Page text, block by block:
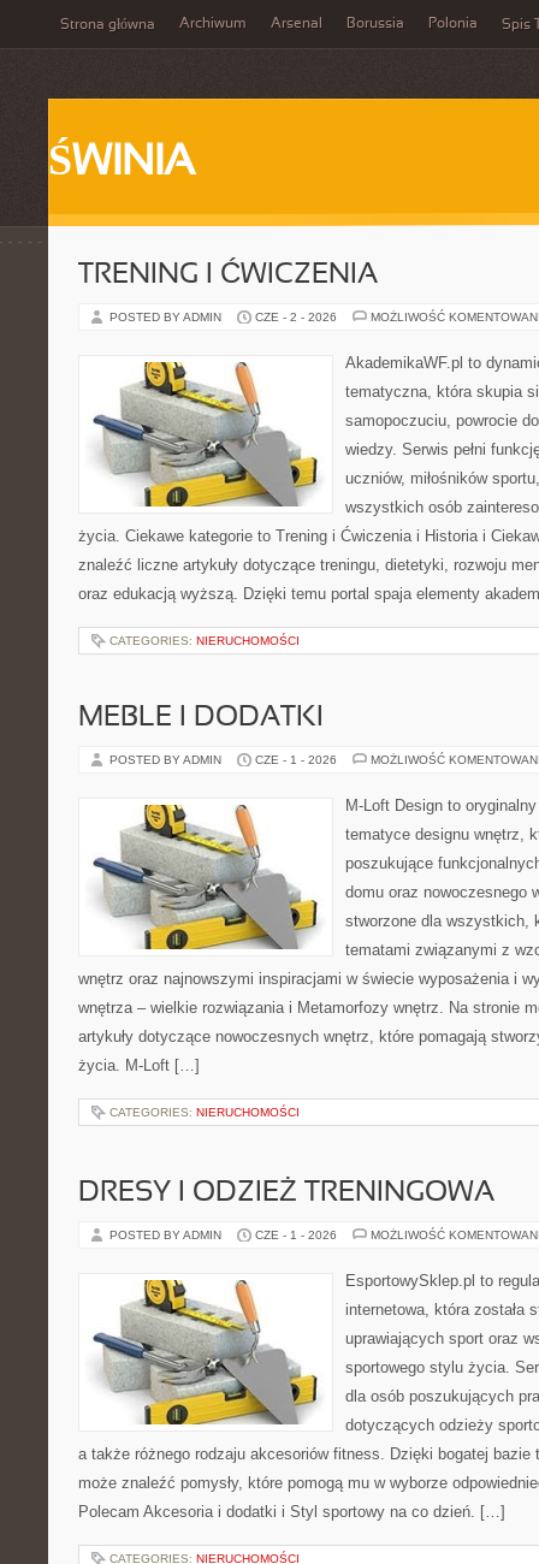
Strona główna Archiwum Arsenal Borussia Polonia Spis
ŚWINIA
TRENING I ĆWICZENIA
POSTED BY ADMIN CZE - 2 - 2026 MOŻLIWOŚĆ
AkademikaWF.pl to
tematyczna, która skupia
samopoczuciu, powrocie
wiedzy. Serwis pełni
uczniów, miłośników
wszystkich osób
życia. Ciekawe kategorie to Trening i Ćwiczenia i Historia i
znaleźć liczne artykuły dotyczące treningu, dietetyki, rozwoju
oraz edukacją wyższą. Dzięki temu portal spaja elementy
CATEGORIES: NIERUCHOMOŚCI
MEBLE I DODATKI
POSTED BY ADMIN CZE - 1 - 2026 MOŻLIWOŚĆ
M-Loft Design to
tematyce designu wnętrz,
poszukujące
domu oraz nowoczesnego
stworzone dla wszystkich,
tematami związanymi z
wnętrz oraz najnowszymi inspiracjami w świecie wyposażenia i
wnętrza – wielkie rozwiązania i Metamorfozy wnętrz. Na stronie
artykuły dotyczące nowoczesnych wnętrz, które pomagają
życia. M-Loft […]
CATEGORIES: NIERUCHOMOŚCI
DRESY I ODZIEŻ TRENINGOWA
POSTED BY ADMIN CZE - 1 - 2026 MOŻLIWOŚĆ
EsportowySklep.pl to
internetowa, która została
uprawiających sport oraz
sportowego stylu życia.
dla osób poszukujących
dotyczących odzieży
a także różnego rodzaju akcesoriów fitness. Dzięki bogatej
może znaleźć pomysły, które pomogą mu w wyborze
Polecam Akcesoria i dodatki i Styl sportowy na co dzień. […]
CATEGORIES: NIERUCHOMOŚCI